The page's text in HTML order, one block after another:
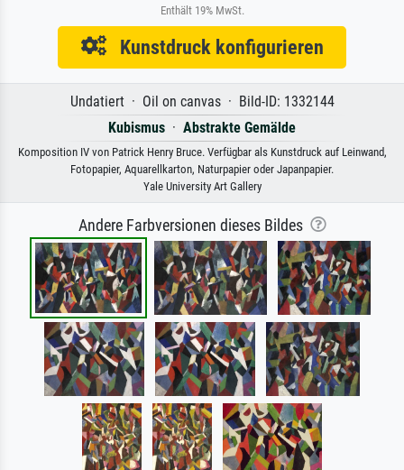
Enthält 19% MwSt.
Kunstdruck konfigurieren
Undatiert · Oil on canvas · Bild-ID: 1332144
Kubismus · Abstrakte Gemälde
Komposition IV von Patrick Henry Bruce. Verfügbar als Kunstdruck auf Leinwand,
Fotopapier, Aquarellkarton, Naturpapier oder Japanpapier.
Yale University Art Gallery
Andere Farbversionen dieses Bildes